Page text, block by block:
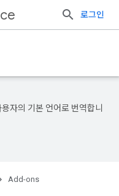
로그인
자의 기본 언어로 번역합니
Add-ons